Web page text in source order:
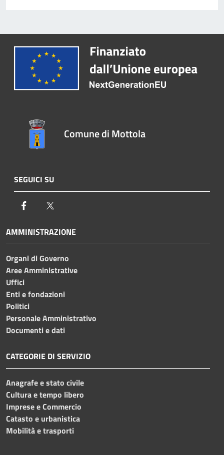
Comune di Mottola
SEGUICI SU
Facebook
AMMINISTRAZIONE
Organi di Governo
Aree Amministrative
Uffici
Enti e fondazioni
Politici
Personale Amministrativo
Documenti e dati
CATEGORIE DI SERVIZIO
Anagrafe e stato civile
Cultura e tempo libero
Imprese e Commercio
Catasto e urbanistica
Mobilità e trasporti